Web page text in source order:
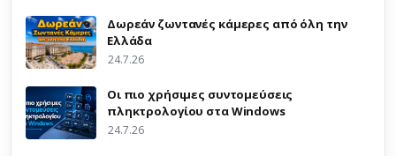
Δωρεάν ζωντανές κάμερες από όλη την
Ελλάδα
24.7.26
Οι πιο χρήσιμες συντομεύσεις
πληκτρολογίου στα Windows
24.7.26